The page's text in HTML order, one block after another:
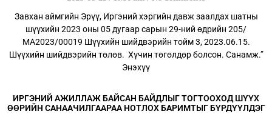
Завхан аймгийн Эрүү, Иргэний хэргийн давж заалдах шатны
шүүхийн 2023 оны 05 дугаар сарын 29-ний өдрийн 205/
МА2023/00019 Шүүхийн шийдвэрийн тойм 3, 2023.06.15.
Шүүхийн шийдвэрийн төлөв. Хүчин төгөлдөр болсон. Санамж.”
Энэхүү
ИРГЭНИЙ АЖИЛЛАЖ БАЙСАН БАЙДЛЫГ ТОГТООХОД ШҮҮХ
ӨӨРИЙН САНААЧИЛГААРАА НОТЛОХ БАРИМТЫГ БҮРДҮҮЛДЭГ